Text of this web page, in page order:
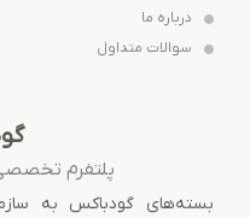
درباره ما
سوالات متداول
پلتفرم
بسته‌های گودباکس به